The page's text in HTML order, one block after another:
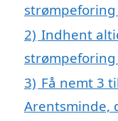
2) Indhent
3) Få nemt 3
Arentsminde,